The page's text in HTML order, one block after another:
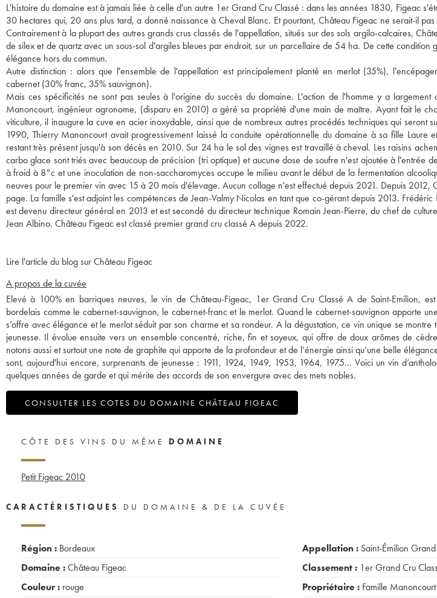
L'histoire du domaine est à jamais liée à celle d'un autre 1er Grand Cru Classé : dans les années 1830, Figeac
30 hectares qui, 20 ans plus tard, a donné naissance à Cheval Blanc. Et pourtant, Château Figeac ne serait-il
Contrairement à la plupart des autres grands crus classés de l'appellation, situés sur des sols argilo-calcaires,
de silex et de quartz avec un sous-sol d'argiles bleues par endroit, sur un parcellaire de 54 ha. De cette condition
élégance hors du commun.
Autre distinction : alors que l'ensemble de l'appellation est principalement planté en merlot (35%),
cabernet (30% franc, 35% sauvignon).
Mais ces spécificités ne sont pas seules à l'origine du succès du domaine. L'action de l'homme y a
Manoncourt, ingénieur agronome, (disparu en 2010) a géré sa propriété d'une main de maître. Ayant fait le
viticulture, il inaugure la cuve en acier inoxydable, ainsi que de nombreux autres procédés techniques qui seront
1990, Thierry Manoncourt avait progressivement laissé la conduite opérationnelle du domaine à sa fille Laure
restant très présent jusqu'à son décès en 2010. Sur 24 ha le sol des vignes est travaillé à cheval. Les raisins
carbo glace sont triés avec beaucoup de précision (tri optique) et aucune dose de soufre n'est ajoutée à l'entrée
à froid à 8°c et une inoculation de non-saccharomyces occupe le milieu avant le début de la fermentation
neuves pour le premier vin avec 15 à 20 mois d'élevage. Aucun collage n'est effectué depuis 2021. Depuis 2012,
page. La famille s'est adjoint les compétences de Jean-Valmy Nicolas en tant que co-gérant depuis 2013.
est devenu directeur général en 2013 et est secondé du directeur technique Romain Jean-Pierre, du chef de
Jean Albino. Château Figeac est classé premier grand cru classé A depuis 2022.
Lire l'article du blog sur Château Figeac
A propos de la cuvée
Elevé à 100% en barriques neuves, le vin de Château-Figeac, 1er Grand Cru Classé A de Saint-Emilion,
bordelais comme le cabernet-sauvignon, le cabernet-franc et le merlot. Quand le cabernet-sauvignon apporte
s’offre avec élégance et le merlot séduit par son charme et sa rondeur. A la dégustation, ce vin unique se montre
jeunesse. Il évolue ensuite vers un ensemble concentré, riche, fin et soyeux, qui offre de doux arômes de
notons aussi et surtout une note de graphite qui apporte de la profondeur et de l’énergie ainsi qu’une belle
sont, aujourd'hui encore, surprenants de jeunesse : 1911, 1924, 1949, 1953, 1964, 1975... Voici un vin
quelques années de garde et qui mérite des accords de son envergure avec des mets nobles.
CONSULTER LES COTES DU DOMAINE CHÂTEAU FIGEAC
CÔTE DES VINS DU MÊME DOMAINE
Petit Figeac 2010
CARACTÉRISTIQUES DU DOMAINE & DE LA CUVÉE
Région : Bordeaux
Domaine :Château Figeac
Couleur : rouge
Appellation : Saint-Émilion
Classement : 1er Grand Cru
Propriétaire : Famille Manoncourt